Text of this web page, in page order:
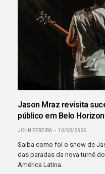
Jason Mraz revisita
público em Belo
JOHN PEREIRA 10/03/2026
Saiba como foi o show de
das paradas da nova turnê
América Latina.